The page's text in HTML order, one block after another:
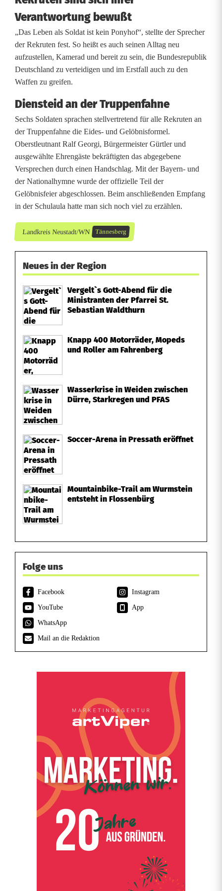
e
s
b
e
r
g
d
e
n
D
i
n
s
Verantwortung bewußt
„Das Leben als Soldat ist kein Ponyhof“, stellte der Sprecher
der Rekruten fest. So heißt es auch seinen Alltag neu
aufzustellen, Kamerad und bereit zu sein, die Bundesrepublik
Deutschland zu verteidigen und im Erstfall auch zu den
Waffen zu greifen.
Diensteid an der Truppenfahne
Sechs Soldaten sprachen stellvertretend für alle Rekruten an
der Truppenfahne die Eides- und Gelöbnisformel.
Oberstleutnant Ralf Georgi, Bürgermeister Gürtler und
ausgewählte Ehrengäste bekräftigten das abgegebene
Versprechen durch einen Handschlag. Mit der Bayern- und
der Nationalhymne wurde der offizielle Teil der
Gelöbnisfeier abgeschlossen. Beim anschließenden Empfang
in der Schulaula hatte man sich noch viel zu erzählen.
Landkreis Neustadt/WN Tännesberg
Neues in der Region
Vergelt`s Gott-Abend für die
Ministranten der Pfarrei St.
Sebastian Waldthurn
Knapp 400 Motorräder, Mopeds
und Roller am Fahrenberg
Wasserkrise in Weiden zwischen
Dürre, Starkregen und PFAS
Soccer-Arena in Pressath eröffnet
Mountainbike-Trail am Wurmstein
entsteht in Flossenbürg
Folge uns
Facebook
Instagram
YouTube
App
WhatsApp
Mail an die Redaktion